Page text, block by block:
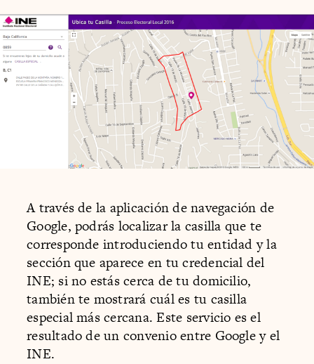
A través de la aplicación de navegación de
Google, podrás localizar la casilla que te
corresponde introduciendo tu entidad y la
sección que aparece en tu credencial del
INE; si no estás cerca de tu domicilio,
también te mostrará cuál es tu casilla
especial más cercana. Este servicio es el
resultado de un convenio entre Google y el
INE.